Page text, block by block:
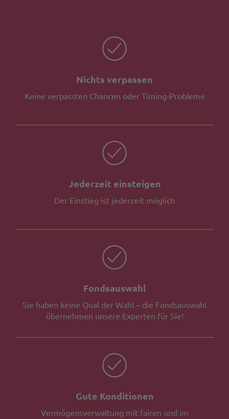
Nichts verpassen
Keine verpassten Chancen oder Timing-Probleme
Jederzeit einsteigen
Der Einstieg ist jederzeit möglich
Fondsauswahl
Sie haben keine Qual der Wahl – die Fondsauswahl
übernehmen unsere Experten für Sie!
Gute Konditionen
Vermögensverwaltung mit fairen und im